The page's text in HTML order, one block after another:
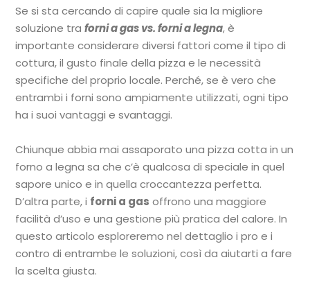
Se si sta cercando di capire quale sia la migliore
soluzione traforni a gas vs. forni a legna, è
importante considerare diversi fattori come il tipo di
cottura, il gusto finale della pizza e le necessità
specifiche del proprio locale. Perché, se è vero che
entrambi i forni sono ampiamente utilizzati, ogni tipo
ha i suoi vantaggi e svantaggi.
Chiunque abbia mai assaporato una pizza cotta in un
forno a legna sa che c’è qualcosa di speciale in quel
sapore unico e in quella croccantezza perfetta.
D’altra parte, i forni a gas offrono una maggiore
facilità d’uso e una gestione più pratica del calore. In
questo articolo esploreremo nel dettaglio i pro e i
contro di entrambe le soluzioni, così da aiutarti a fare
la scelta giusta.